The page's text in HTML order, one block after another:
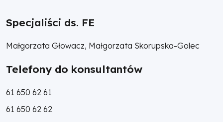
Specjaliści ds. FE
Małgorzata Głowacz, Małgorzata Skorupska-Golec
Telefony do konsultantów
61 650 62 61
61 650 62 62